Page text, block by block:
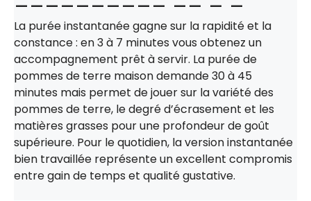
La purée instantanée gagne sur la rapidité et la
constance : en 3 à 7 minutes vous obtenez un
accompagnement prêt à servir. La purée de
pommes de terre maison demande 30 à 45
minutes mais permet de jouer sur la variété des
pommes de terre, le degré d’écrasement et les
matières grasses pour une profondeur de goût
supérieure. Pour le quotidien, la version instantanée
bien travaillée représente un excellent compromis
entre gain de temps et qualité gustative.